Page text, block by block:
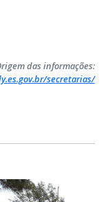
das informações:
secretarias/